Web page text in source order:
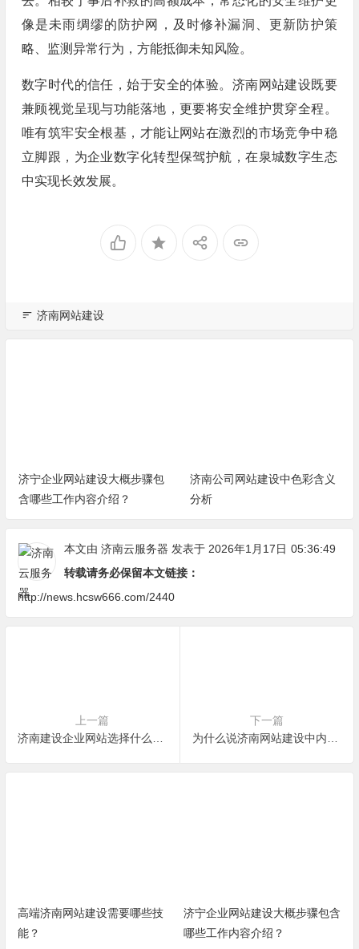
像是未雨绸缪的防护网，及时修补漏洞、更新防护策
略、监测异常行为，方能抵御未知风险。
数字时代的信任，始于安全的体验。济南网站建设既要
兼顾视觉呈现与功能落地，更要将安全维护贯穿全程。
唯有筑牢安全根基，才能让网站在激烈的市场竞争中稳
立脚跟，为企业数字化转型保驾护航，在泉城数字生态
中实现长效发展。
济南网站建设
济宁企业网站建设大概步骤包
含哪些工作内容介绍？
济南公司网站建设中色彩含义
分析
本文由 济南云服务器 发表于 2026年1月17日 05:36:49
转载请务必保留本文链接：
http://news.hcsw666.com/2440
上一篇
下一篇
高端济南网站建设需要哪些技
能？
济宁企业网站建设大概步骤包含
哪些工作内容介绍？